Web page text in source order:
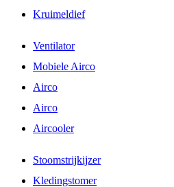
Kruimeldief
Ventilator
Mobiele Airco
Airco
Airco
Aircooler
Stoomstrijkijzer
Kledingstomer